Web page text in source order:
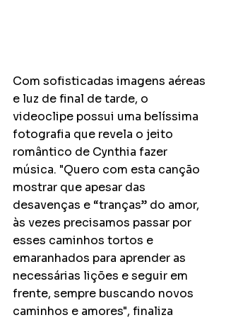
Com sofisticadas imagens aéreas
e luz de final de tarde, o
videoclipe possui uma belíssima
fotografia que revela o jeito
romântico de Cynthia fazer
música. "Quero com esta canção
mostrar que apesar das
desavenças e “tranças” do amor,
às vezes precisamos passar por
esses caminhos tortos e
emaranhados para aprender as
necessárias lições e seguir em
frente, sempre buscando novos
caminhos e amores", finaliza